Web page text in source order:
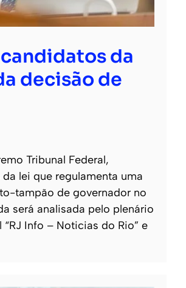
da
decisão de
Tribunal Federal,
lei que regulamenta uma
tampão de governador no
será analisada pelo plenário
Info – Noticias do Rio” e